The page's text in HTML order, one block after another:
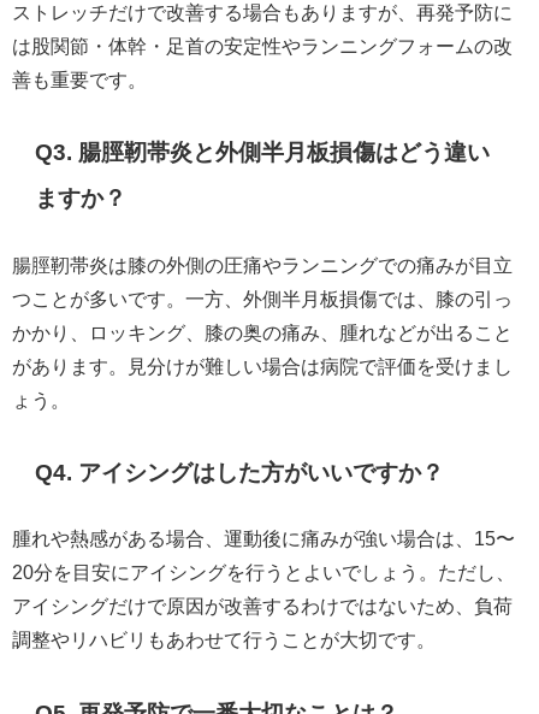
ストレッチだけで改善する場合もありますが、再発予防に
は股関節・体幹・足首の安定性やランニングフォームの改
善も重要です。
Q3. 腸脛靭帯炎と外側半月板損傷はどう違い
ますか？
腸脛靭帯炎は膝の外側の圧痛やランニングでの痛みが目立
つことが多いです。一方、外側半月板損傷では、膝の引っ
かかり、ロッキング、膝の奥の痛み、腫れなどが出ること
があります。見分けが難しい場合は病院で評価を受けまし
ょう。
Q4. アイシングはした方がいいですか？
腫れや熱感がある場合、運動後に痛みが強い場合は、15〜
20分を目安にアイシングを行うとよいでしょう。ただし、
アイシングだけで原因が改善するわけではないため、負荷
調整やリハビリもあわせて行うことが大切です。